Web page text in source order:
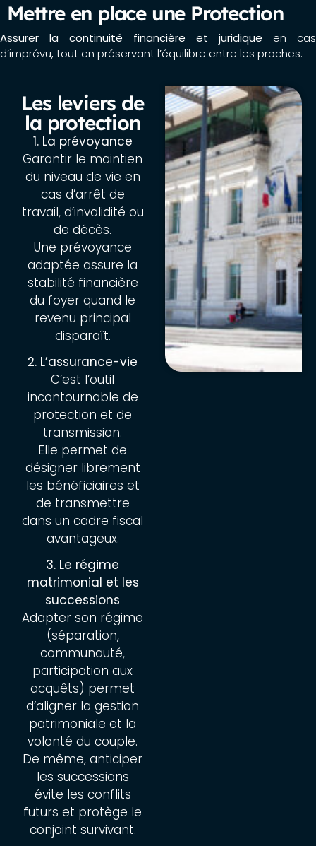
Mettre en place une Protection
Assurer la continuité financière et juridique en cas
d’imprévu, tout en préservant l’équilibre entre les proches.
Les leviers de
la protection
1. La prévoyance
Garantir le maintien
du niveau de vie en
cas d’arrêt de
travail, d’invalidité ou
de décès.
Une prévoyance
adaptée assure la
stabilité financière
du foyer quand le
revenu principal
disparaît.
2. L’assurance-vie
C’est l’outil
incontournable de
protection et de
transmission.
Elle permet de
désigner librement
les bénéficiaires et
de transmettre
dans un cadre fiscal
avantageux.
3. Le régime
matrimonial et les
successions
Adapter son régime
(séparation,
communauté,
participation aux
acquêts) permet
d’aligner la gestion
patrimoniale et la
volonté du couple.
De même, anticiper
les successions
évite les conflits
futurs et protège le
conjoint survivant.